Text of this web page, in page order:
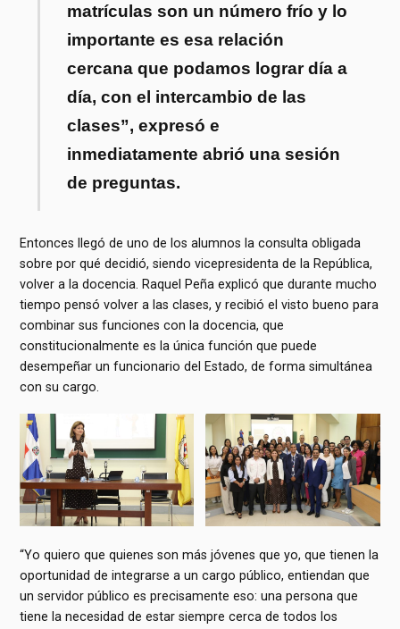
matrículas son un número frío y lo
importante es esa relación
cercana que podamos lograr día a
día, con el intercambio de las
clases”, expresó e
inmediatamente abrió una sesión
de preguntas.
Entonces llegó de uno de los alumnos la consulta obligada
sobre por qué decidió, siendo vicepresidenta de la República,
volver a la docencia. Raquel Peña explicó que durante mucho
tiempo pensó volver a las clases, y recibió el visto bueno para
combinar sus funciones con la docencia, que
constitucionalmente es la única función que puede
desempeñar un funcionario del Estado, de forma simultánea
con su cargo.
“Yo quiero que quienes son más jóvenes que yo, que tienen la
oportunidad de integrarse a un cargo público, entiendan que
un servidor público es precisamente eso: una persona que
tiene la necesidad de estar siempre cerca de todos los